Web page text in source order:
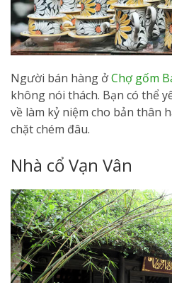
Người bán hàng ởChợ gốm
không nói thách. Bạn có thể
về làm kỷ niệm cho bản thân
chặt chém đâu.
Nhà cổ Vạn Vân